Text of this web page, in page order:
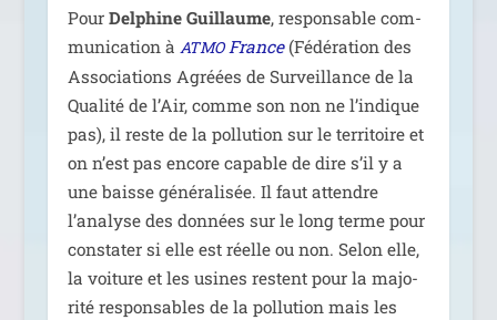
Pour Delphine Guillaume, res­pon­sable com­
mu­ni­ca­tion à ATMOFrance(Fédération des
Associations Agréées de Surveillance de la
Qualité de l’Air, comme son non ne l’indique
pas), il reste de la pol­lu­tion sur le ter­ri­toire et
on n’est pas encore capable de dire s’il y a
une baisse géné­ra­li­sée. Il faut attendre
l’analyse des don­nées sur le long terme pour
consta­ter si elle est réelle ou non. Selon elle,
la voi­ture et les usines res­tent pour la majo­
ri­té res­pon­sables de la pol­lu­tion mais les